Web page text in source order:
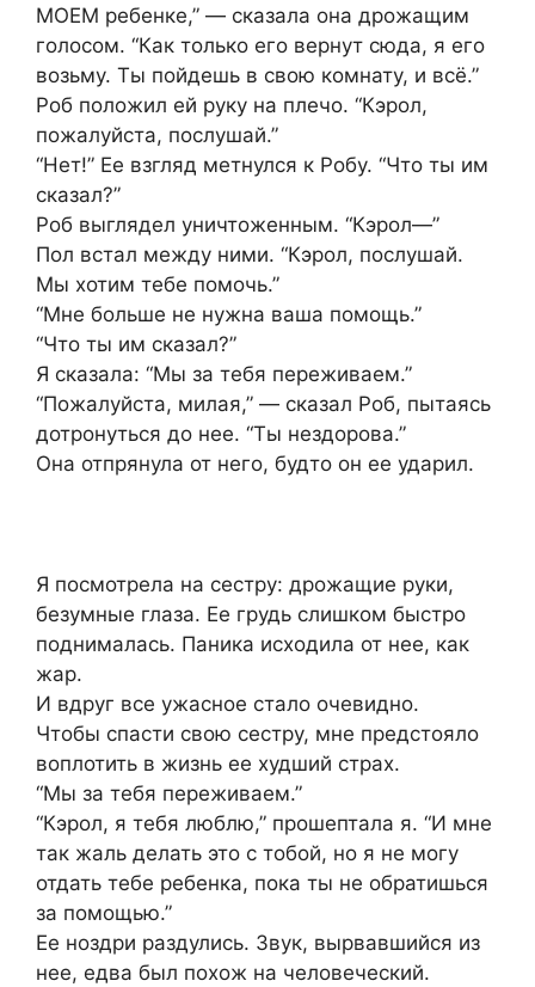
МОЕМ ребенке,” — сказала она дрожащим
голосом. “Как только его вернут сюда, я его
возьму. Ты пойдешь в свою комнату, и всё.”
Роб положил ей руку на плечо. “Кэрол,
пожалуйста, послушай.”
“Нет!” Ее взгляд метнулся к Робу. “Что ты им
сказал?”
Роб выглядел уничтоженным. “Кэрол—”
Пол встал между ними. “Кэрол, послушай.
Мы хотим тебе помочь.”
“Мне больше не нужна ваша помощь.”
“Что ты им сказал?”
Я сказала: “Мы за тебя переживаем.”
“Пожалуйста, милая,” — сказал Роб, пытаясь
дотронуться до нее. “Ты нездорова.”
Она отпрянула от него, будто он ее ударил.
Я посмотрела на сестру: дрожащие руки,
безумные глаза. Ее грудь слишком быстро
поднималась. Паника исходила от нее, как
жар.
И вдруг все ужасное стало очевидно.
Чтобы спасти свою сестру, мне предстояло
воплотить в жизнь ее худший страх.
“Мы за тебя переживаем.”
“Кэрол, я тебя люблю,” прошептала я. “И мне
так жаль делать это с тобой, но я не могу
отдать тебе ребенка, пока ты не обратишься
за помощью.”
Ее ноздри раздулись. Звук, вырвавшийся из
нее, едва был похож на человеческий.